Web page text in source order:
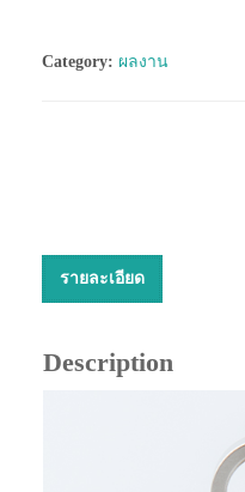
Category: ผลงาน
รายละเอียด
Description